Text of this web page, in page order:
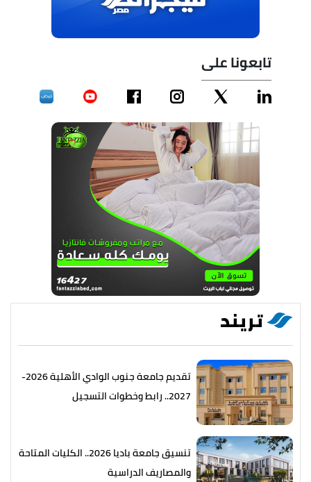
تابعونا على
تريند
تقديم جامعة جنوب الوادي الأهلية 2026-
2027.. رابط وخطوات التسجيل
تنسيق جامعة باديا 2026.. الكليات المتاحة
والمصاريف الدراسية